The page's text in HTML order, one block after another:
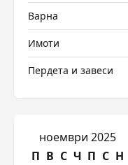
Варна
Имоти
Пердета и завеси
ноември 2025
П В С Ч П С Н